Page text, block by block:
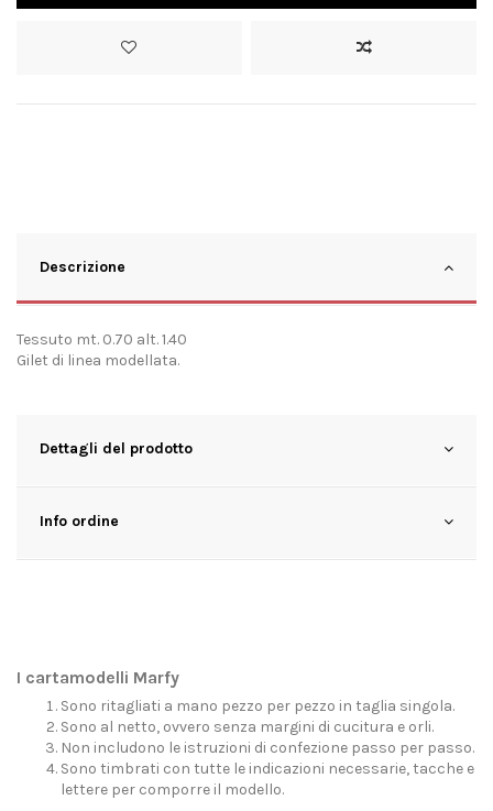
Descrizione
Tessuto mt. 0.70 alt. 1.40
Gilet di linea modellata.
Dettagli del prodotto
Info ordine
I cartamodelli Marfy
Sono ritagliati a mano pezzo per pezzo in taglia singola.
Sono al netto, ovvero senza margini di cucitura e orli.
Non includono le istruzioni di confezione passo per passo.
Sono timbrati con tutte le indicazioni necessarie, tacche e
lettere per comporre il modello.